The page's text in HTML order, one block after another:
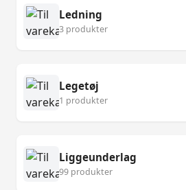
Ledning
3 produkter
Legetøj
1 produkter
Liggeunderlag
99 produkter